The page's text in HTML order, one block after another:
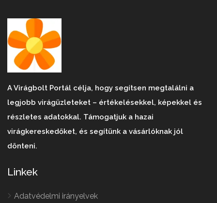
A Virágbolt Portál célja, hogy segítsen megtalálni a
legjobb virágüzleteket – értékelésekkel, képekkel és
részletes adatokkal. Támogatjuk a hazai
virágkereskedőket, és segítünk a vásárlóknak jól
dönteni.
Linkek
Adatvédelmi irányelvek